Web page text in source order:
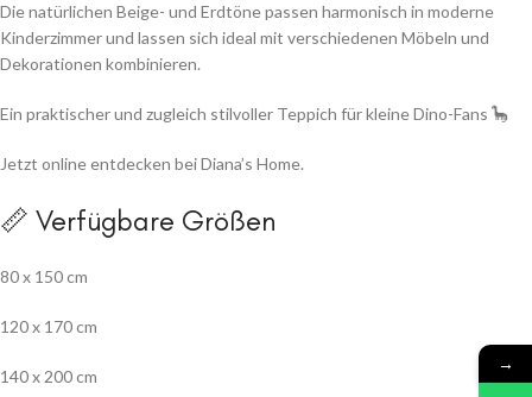
Die natürlichen Beige- und Erdtöne passen harmonisch in moderne
Kinderzimmer und lassen sich ideal mit verschiedenen Möbeln und
Dekorationen kombinieren.
Ein praktischer und zugleich stilvoller Teppich für kleine Dino-Fans 🦕
Jetzt online entdecken bei Diana’s Home.
📏 Verfügbare Größen
80 x 150 cm
120 x 170 cm
140 x 200 cm
→